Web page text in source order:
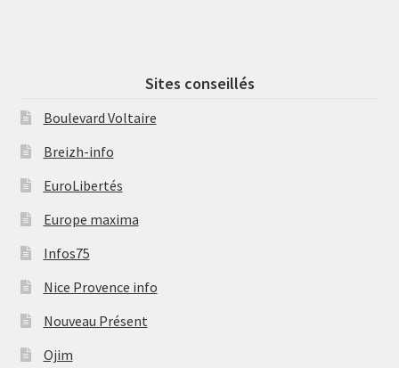
Sites conseillés
Boulevard Voltaire
Breizh-info
EuroLibertés
Europe maxima
Infos75
Nice Provence info
Nouveau Présent
Ojim